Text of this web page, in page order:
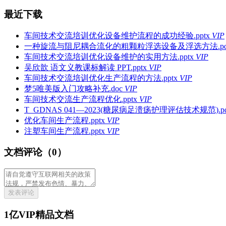
最近下载
车间技术交流培训优化设备维护流程的成功经验.pptx VIP
一种旋流与阻尼耦合流化的粗颗粒浮选设备及浮选方法
车间技术交流培训优化设备维护的实用方法.pptx VIP
吴欣歆 语文义教课标解读 PPT.pptx VIP
车间技术交流培训优化生产流程的方法.pptx VIP
梦5唯美版入门攻略补充.doc VIP
车间技术交流生产流程优化.pptx VIP
T_GDNAS 041—2023(糖尿病足溃疡护理评估技术规范
优化车间生产流程.pptx VIP
注塑车间生产流程.pptx VIP
文档评论（0）
发表评论
1亿VIP精品文档